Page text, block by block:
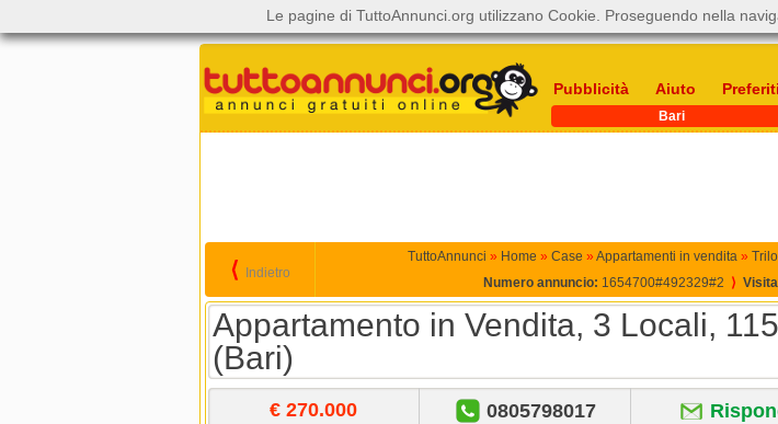
Pubblicità Aiuto Preferiti
Bari
⟨ Indietro
TuttoAnnunci » Home » Case » Appartamenti in vendita »
Numero annuncio: 1654700#492329#2 ⟩
Appartamento in Vendita, 3 Locali,
(Bari)
€ 270.000 0805798017
Le pagine di TuttoAnnunci.org utilizzano Cookie. Proseguendo nella